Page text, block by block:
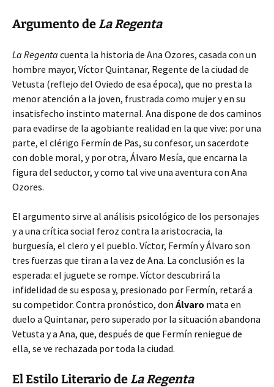
Argumento deLa Regenta
La Regenta cuenta la historia de Ana Ozores, casada con un
hombre mayor, Víctor Quintanar, Regente de la ciudad de
Vetusta (reflejo del Oviedo de esa época), que no presta la
menor atención a la joven, frustrada como mujer y en su
insatisfecho instinto maternal. Ana dispone de dos caminos
para evadirse de la agobiante realidad en la que vive: por una
parte, el clérigo Fermín de Pas, su confesor, un sacerdote
con doble moral, y por otra, Álvaro Mesía, que encarna la
figura del seductor, y como tal vive una aventura con Ana
Ozores.
El argumento sirve al análisis psicológico de los personajes
y a una crítica social feroz contra la aristocracia, la
burguesía, el clero y el pueblo. Víctor, Fermín y Álvaro son
tres fuerzas que tiran a la vez de Ana. La conclusión es la
esperada: el juguete se rompe. Víctor descubrirá la
infidelidad de su esposa y, presionado por Fermín, retará a
su competidor. Contra pronóstico, don Álvaro mata en
duelo a Quintanar, pero superado por la situación abandona
Vetusta y a Ana, que, después de que Fermín reniegue de
ella, se ve rechazada por toda la ciudad.
El Estilo Literario deLa Regenta